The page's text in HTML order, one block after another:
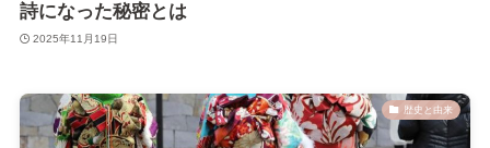
詩になった秘密とは
2025年11月19日
歴史と由来